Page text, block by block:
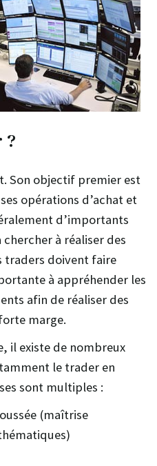
?
Son objectif premier est
opérations d’achat et
d’importants
à réaliser des
traders doivent faire
à appréhender les
afin de réaliser des
marge.
il existe de nombreux
le trader en
sont multiples :
(maîtrise